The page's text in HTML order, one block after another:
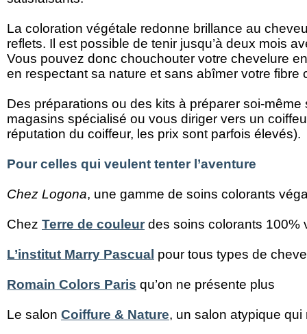
La coloration végétale redonne brillance au
reflets. Il est possible de tenir jusqu’à deux mois
Vous pouvez donc chouchouter votre chevelure
en respectant sa nature et sans abîmer votre fibre
Des préparations ou des kits à préparer soi-
magasins spécialisé ou vous diriger vers un
réputation du coiffeur, les prix sont parfois élevés).
Pour celles qui veulent tenter l’aventure
Chez Logona, une gamme de soins colorants
Chez Terre de couleur des soins colorants 100%
L’institut Marry Pascual pour tous types de
Romain Colors Paris qu’on ne présente plus
Le salon Coiffure & Nature, un salon atypique